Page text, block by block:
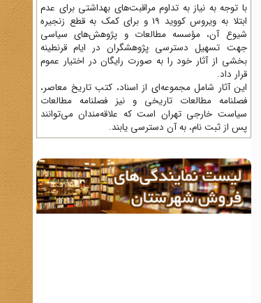
با توجه به نیاز به تداوم مراقبت‌های بهداشتی برای عدم
ابتلا به ویروس کووید 19 و برای کمک به قطع زنجیره
شیوع آن، مؤسسه مطالعات و پژوهش‌های سیاسی
جهت تسهیل دسترسی پژوهشگران در ایام قرنطینه
بخشی از آثار خود را به صورت رایگان در اختیار عموم
قرار داد.
این آثار شامل مجموعه‌ای از اسناد، کتب تاریخ معاصر،
فصلنامه‌ مطالعات تاریخی و نیز فصلنامه مطالعات
سیاست خارجی تهران است که علاقه‌مندان می‌توانند
پس از ثبت نام، به آن دسترسی یابند.